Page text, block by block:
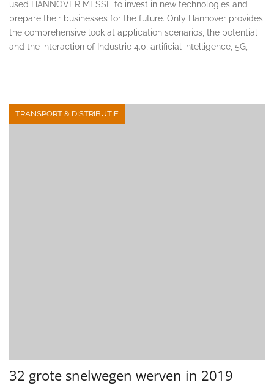
used HANNOVER MESSE to invest in new technologies and
prepare their businesses for the future. Only Hannover provides
the comprehensive look at application scenarios, the potential
and the interaction of Industrie 4.0, artificial intelligence, 5G,
TRANSPORT & DISTRIBUTIE
32 grote snelwegen werven in 2019